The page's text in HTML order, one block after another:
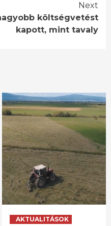
Next
költségvetést
kapott, mint tavaly
AKTUALITÁSOK